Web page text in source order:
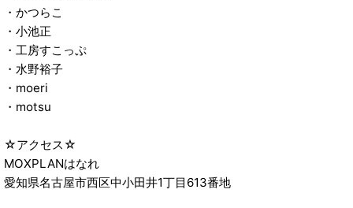
・かつらこ
・小池正
・工房すこっぷ
・水野裕子
・moeri
・motsu
☆アクセス☆
MOXPLANはなれ
愛知県名古屋市西区中小田井1丁目613番地